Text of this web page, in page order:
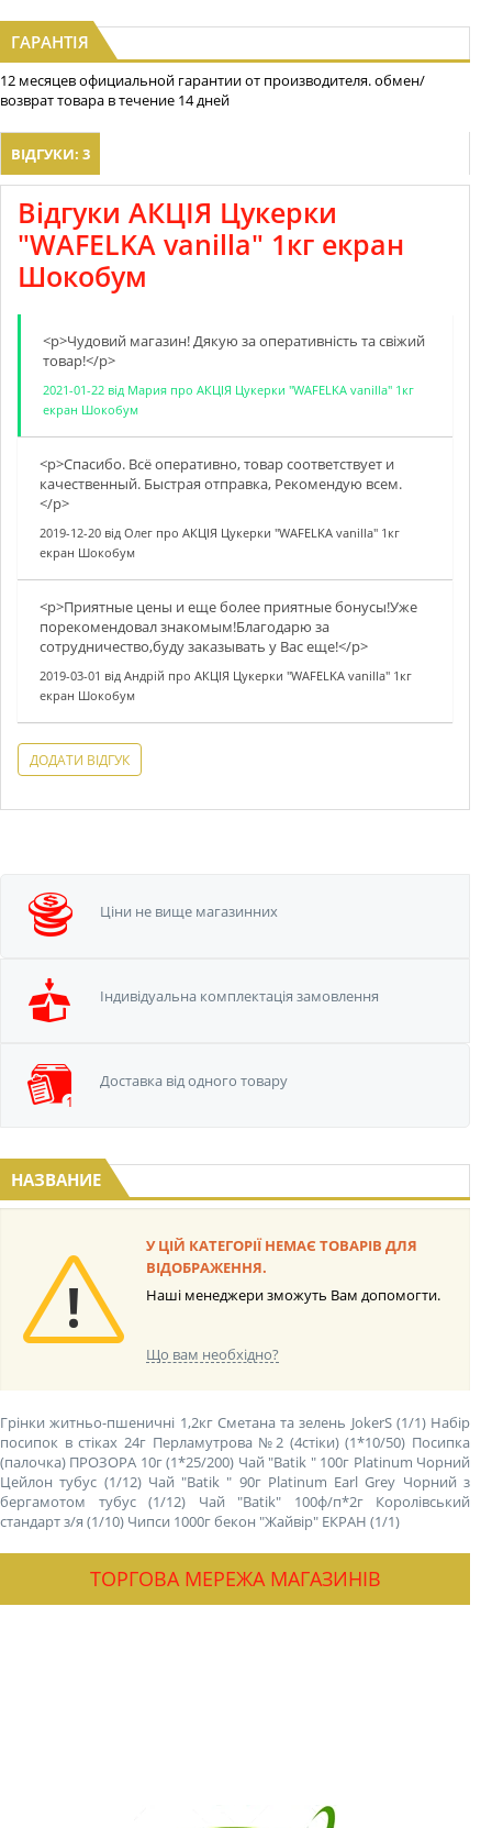
ГАРАНТІЯ
12 месяцев официальной гарантии от производителя. обмен/
возврат товара в течение 14 дней
ВІДГУКИ: 3
Відгуки АКЦІЯ Цукерки
"WAFELKA vanilla" 1кг екран
Шокобум
<p>Чудовий магазин! Дякую за оперативнiсть та свiжий
товар!</p>
2021-01-22 від Мария про АКЦІЯ Цукерки "WAFELKA vanilla" 1кг
екран Шокобум
<p>Спасибо. Всё оперативно, товар соответствует и
качественный. Быстрая отправка, Рекомендую всем.
</p>
2019-12-20 від Олег про АКЦІЯ Цукерки "WAFELKA vanilla" 1кг
екран Шокобум
<p>Приятные цены и еще более приятные бонусы!Уже
порекомендовал знакомым!Благодарю за
сотрудничество,буду заказывать у Вас еще!</p>
2019-03-01 від Андрій про АКЦІЯ Цукерки "WAFELKA vanilla" 1кг
екран Шокобум
ДОДАТИ ВІДГУК
Ціни не вище магазинних
Iндивідуальна комплектація замовлення
Доставка від одного товару
НАЗВАНИЕ
У ЦІЙ КАТЕГОРІЇ НЕМАЄ ТОВАРІВ ДЛЯ
ВІДОБРАЖЕННЯ.
Наші менеджери зможуть Вам допомогти.
Що вам необхідно?
Грінки житньо-пшеничні 1,2кг Сметана та зелень JokerS (1/1) Набір
посипок в стіках 24г Перламутрова №2 (4стіки) (1*10/50) Посипка
(палочка) ПРОЗОРА 10г (1*25/200) Чай "Batik " 100г Platinum Чорний
Цейлон тубус (1/12) Чай "Batik " 90г Platinum Earl Grey Чорний з
бергамотом тубус (1/12)
Чай "Batik" 100ф/п*2г Королівський
стандарт з/я (1/10) Чипси 1000г бекон "Жайвір" ЕКРАН (1/1)
ТОРГОВА МЕРЕЖА МАГАЗИНІВ